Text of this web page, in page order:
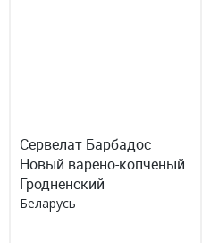
Сервелат Барбадос
Новый варено-копченый
Гродненский
Беларусь